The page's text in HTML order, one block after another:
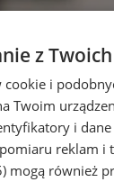
z
i
Twoim
i
reklam i
mogą również